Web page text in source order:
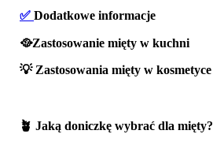
✅ Dodatkowe informacje
🥘Zastosowanie mięty w kuchni
💡 Zastosowania mięty w kosmetyce
🪴 Jaką doniczkę wybrać dla mięty?